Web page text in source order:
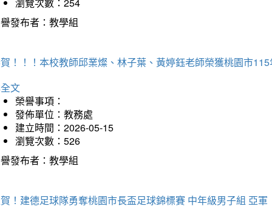
發布者：教學組
！！！本校教師邱業燦、林子葉、黃婷鈺老師榮獲桃園市
文
榮譽事項：
發佈單位：教務處
建立時間：2026-05-15
瀏覽次數：526
發布者：教學組
！建德足球隊勇奪桃園市長盃足球錦標賽 中年級男子組 亞軍